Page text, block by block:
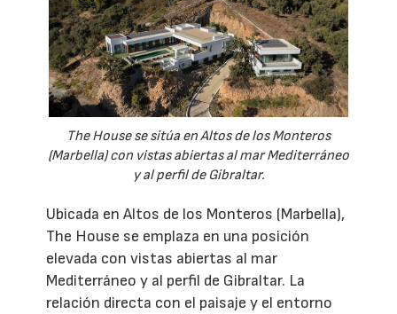
The House se sitúa en Altos de los Monteros
(Marbella) con vistas abiertas al mar Mediterráneo
y al perfil de Gibraltar.
Ubicada en Altos de los Monteros (Marbella),
The House se emplaza en una posición
elevada con vistas abiertas al mar
Mediterráneo y al perfil de Gibraltar. La
relación directa con el paisaje y el entorno